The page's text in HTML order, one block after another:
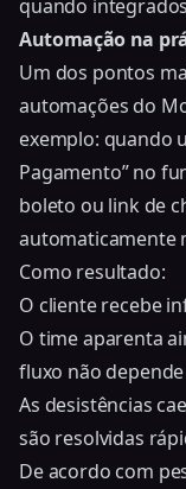
quando
Automação na
Um dos pontos
automações do
exemplo: quando
Pagamento” no
boleto ou link de
automaticamente
Como resultado:
O cliente recebe
O time aparenta
fluxo não
As desistências
são resolvidas
De acordo com